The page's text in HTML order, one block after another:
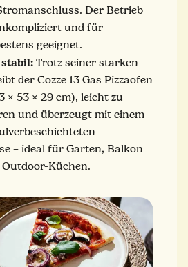
Der Betrieb
und für
geeignet.
Trotz seiner starken
der Cozze 13 Gas Pizzaofen
× 53 × 29 cm), leicht zu
und überzeugt mit einem
– ideal für Garten, Balkon
Küchen.